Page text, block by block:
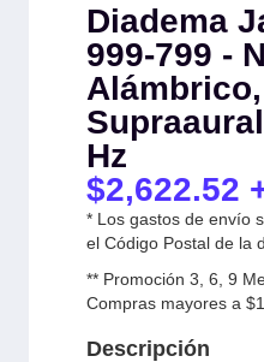
Diadema
999-799 -
Alámbrico,
Hz
$2,622.52
* Los gastos de envío
el Código Postal de la
** Promoción 3, 6, 9
Compras mayores a
Descripción